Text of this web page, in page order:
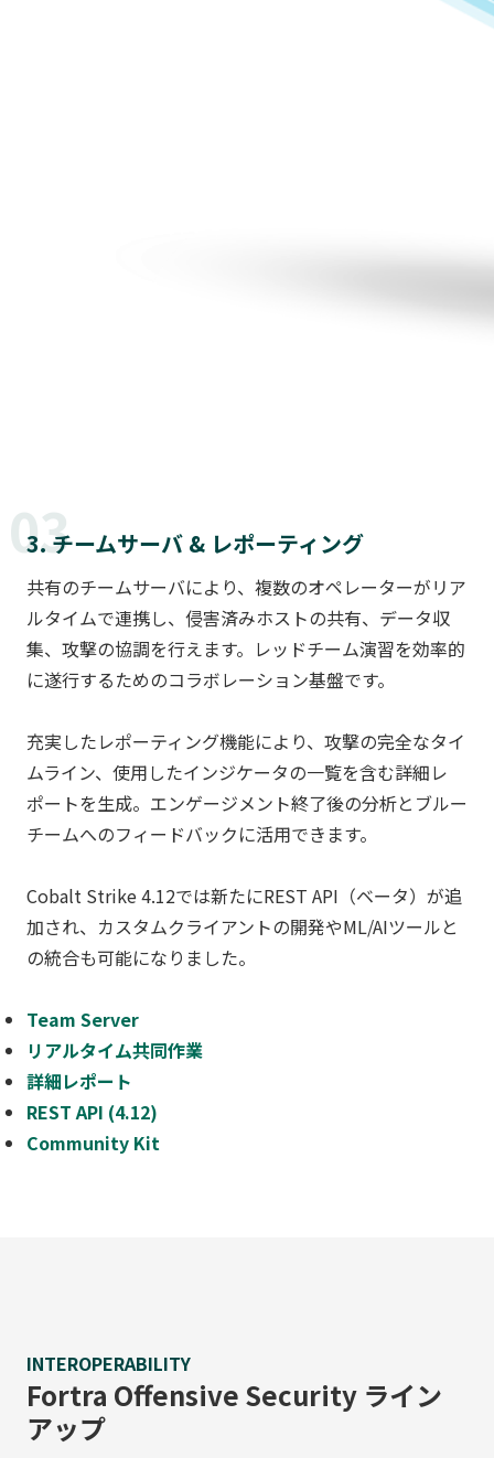
03
3. チームサーバ & レポーティング
共有のチームサーバにより、複数のオペレーターがリア
ルタイムで連携し、侵害済みホストの共有、データ収
集、攻撃の協調を行えます。レッドチーム演習を効率的
に遂行するためのコラボレーション基盤です。
充実したレポーティング機能により、攻撃の完全なタイ
ムライン、使用したインジケータの一覧を含む詳細レ
ポートを生成。エンゲージメント終了後の分析とブルー
チームへのフィードバックに活用できます。
Cobalt Strike 4.12では新たにREST API（ベータ）が追
加され、カスタムクライアントの開発やML/AIツールと
の統合も可能になりました。
Team Server
リアルタイム共同作業
詳細レポート
REST API (4.12)
Community Kit
INTEROPERABILITY
Fortra Offensive Security ライン
アップ